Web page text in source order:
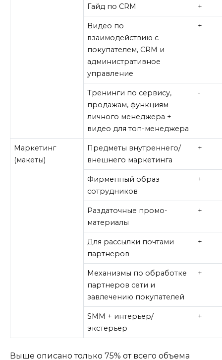
Гайд по CRM +
Видео по
взаимодействию с
покупателем, CRM и
административное
управление
+
Тренинги по сервису,
продажам, функциям
личного менеджера +
видео для топ-менеджера
-
Маркетинг
(макеты)
Предметы внутреннего/
внешнего маркетинга
+
Фирменный образ
сотрудников
+
Раздаточные промо-
материалы
+
Для рассылки почтами
партнеров
+
Механизмы по обработке
партнеров сети и
завлечению покупателей
+
SMM + интерьер/
экстерьер
+
Выше описано только 75% от всего объема